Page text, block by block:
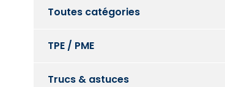
Toutes catégories
TPE / PME
Trucs & astuces